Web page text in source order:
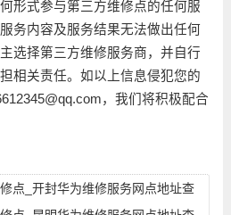
形式参与第三方维修点的任何服
务内容及服务结果无法做出任何
选择第三方维修服务商，并自行
相关责任。如以上信息侵犯您的
，我们将积极配合
点_开封华为维修服务网点地址查